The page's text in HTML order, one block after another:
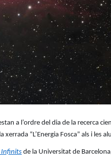
a l’ordre del dia de la recerca
xerrada “L’Energia Fosca” als i les
Infinits de la Universitat de